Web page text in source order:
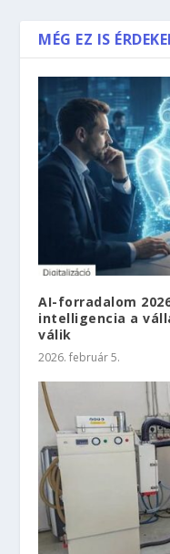
MÉG EZ IS
AI-forradalom
intelligencia a
válik
2026. február 5.